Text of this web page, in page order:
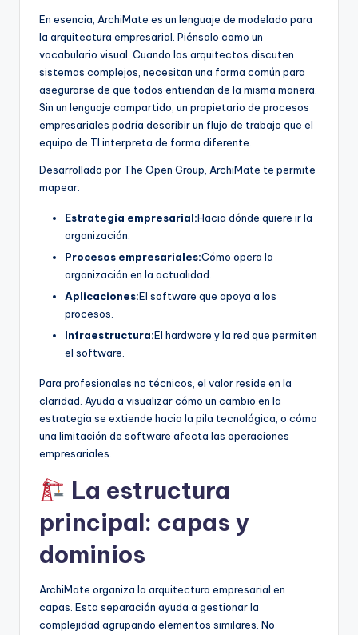
En esencia, ArchiMate es un lenguaje de modelado para
la arquitectura empresarial. Piénsalo como un
vocabulario visual. Cuando los arquitectos discuten
sistemas complejos, necesitan una forma común para
asegurarse de que todos entiendan de la misma manera.
Sin un lenguaje compartido, un propietario de procesos
empresariales podría describir un flujo de trabajo que el
equipo de TI interpreta de forma diferente.
Desarrollado por The Open Group, ArchiMate te permite
mapear:
Estrategia empresarial:Hacia dónde quiere ir la
organización.
Procesos empresariales:Cómo opera la
organización en la actualidad.
Aplicaciones:El software que apoya a los
procesos.
Infraestructura:El hardware y la red que permiten
el software.
Para profesionales no técnicos, el valor reside en la
claridad. Ayuda a visualizar cómo un cambio en la
estrategia se extiende hacia la pila tecnológica, o cómo
una limitación de software afecta las operaciones
empresariales.
La estructura
principal: capas y
dominios
ArchiMate organiza la arquitectura empresarial en
capas. Esta separación ayuda a gestionar la
complejidad agrupando elementos similares. No